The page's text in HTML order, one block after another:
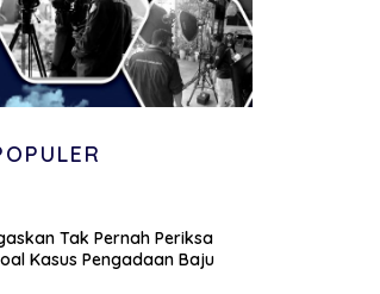
Tak Pernah Periksa
Kasus Pengadaan Baju